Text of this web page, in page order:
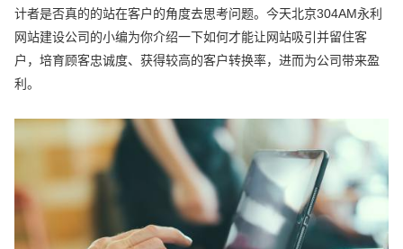
计者是否真的的站在客户的角度去思考问题。今天北京304AM永利
网站建设公司的小编为你介绍一下如何才能让网站吸引并留住客
户，培育顾客忠诚度、获得较高的客户转换率，进而为公司带来盈
利。